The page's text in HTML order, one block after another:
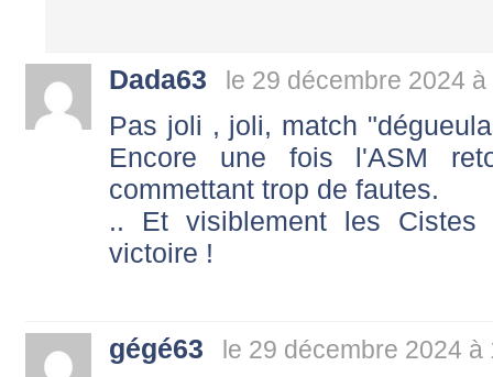
Dada63 le 29 décembre 2024 à
Pas joli , joli, match
Encore une fois l'ASM
commettant trop de fautes.
.. Et visiblement les
victoire !
gégé63 le 29 décembre 2024 à